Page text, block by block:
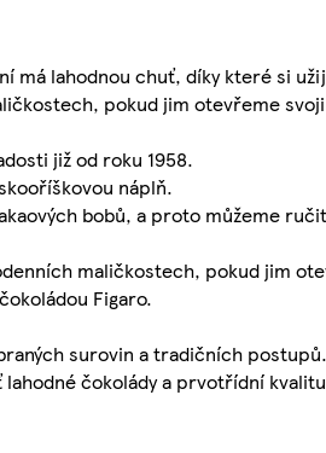
má lahodnou chuť, díky které si
pokud jim otevřeme
již od roku 1958.
náplň.
bobů, a proto můžeme
maličkostech, pokud jim
Figaro.
surovin a tradičních
čokolády a prvotřídní